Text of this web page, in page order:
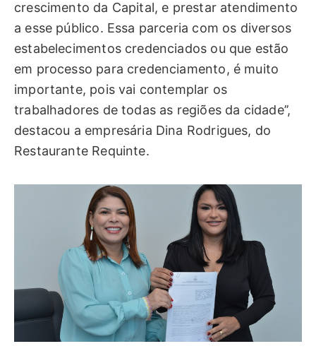
crescimento da Capital, e prestar atendimento
a esse público. Essa parceria com os diversos
estabelecimentos credenciados ou que estão
em processo para credenciamento, é muito
importante, pois vai contemplar os
trabalhadores de todas as regiões da cidade’’,
destacou a empresária Dina Rodrigues, do
Restaurante Requinte.